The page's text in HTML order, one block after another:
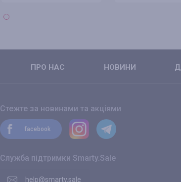
ПРО НАС НОВИНИ
Стежте за новинами та акціями
facebook
Служба підтримки Smarty.Sale
help@smarty.sale